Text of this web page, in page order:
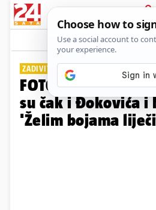
Galerija
ZADIVIT ĆE VAS
FOTO Slike Alene
su čak i Đokovića i
'Želim bojama